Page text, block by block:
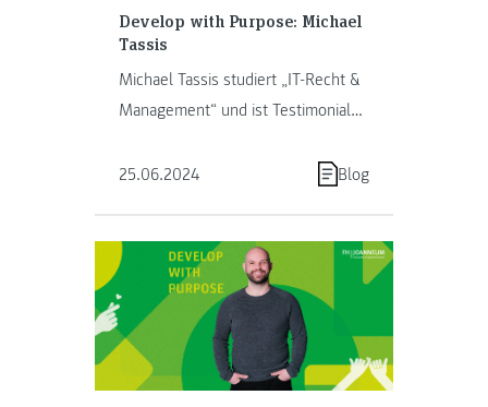
Develop with Purpose: Michael
Tassis
Michael Tassis studiert „IT-Recht &
Management“ und ist Testimonial
Informatik. Im …
25.06.2024 Blog